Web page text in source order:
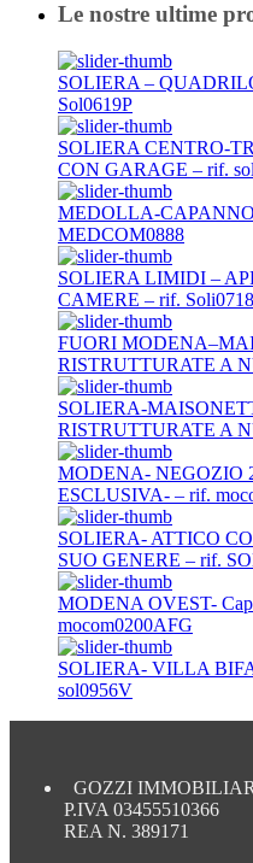
Le nostre ultime
SOLIERA –
Sol0619P
SOLIERA CENTRO-
CON GARAGE – rif.
MEDOLLA-
MEDCOM0888
SOLIERA LIMIDI –
CAMERE – rif.
FUORI
RISTRUTTURATE A
SOLIERA-
RISTRUTTURATE A
MODENA- NEGOZIO
ESCLUSIVA- – rif.
SOLIERA- ATTICO
SUO GENERE – rif.
MODENA OVEST-
mocom0200AFG
SOLIERA- VILLA
sol0956V
GOZZI
P.IVA 03455510366
REA N. 389171